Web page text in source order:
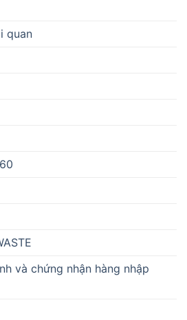
quan
và chứng nhận hàng nhập